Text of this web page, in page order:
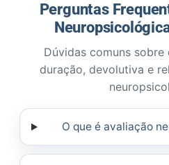
Perguntas
Dúvidas comuns sobre
duração, devolutiva e
O que é avaliação